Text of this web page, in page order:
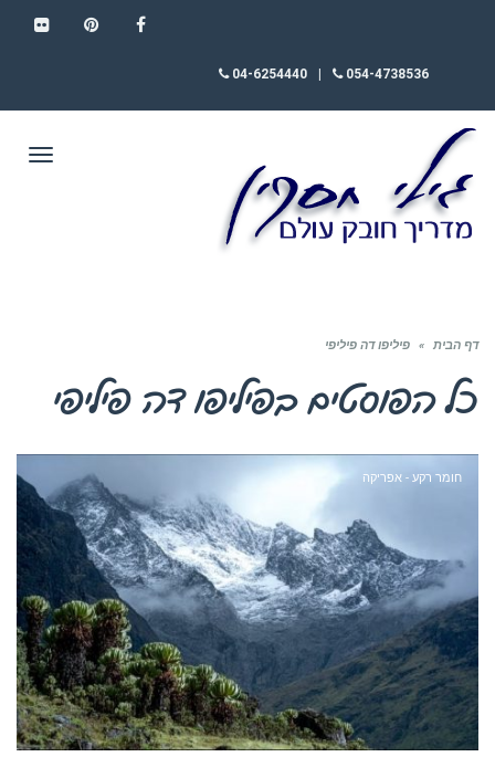
054-4738536
04-6254440
דף הבית » פיליפו דה פיליפי
כל הפוסטים בפיליפו דה פיליפי
חומר רקע - אפריקה